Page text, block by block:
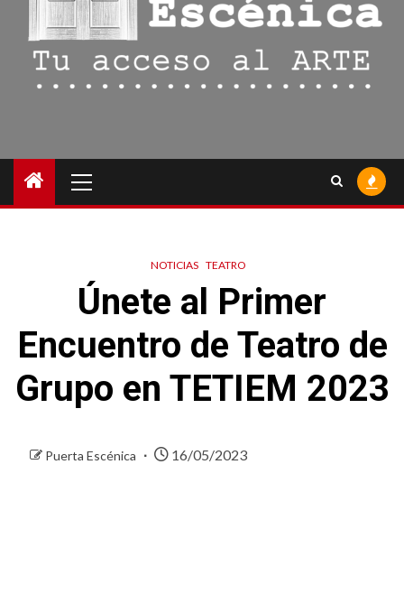
principal
NOTICIAS TEATRO
Únete al Primer
Encuentro de Teatro de
Grupo en TETIEM 2023
Puerta Escénica 16/05/2023